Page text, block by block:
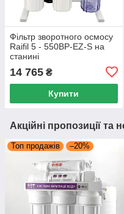
Фільтр зворотного осмосу
Raifil 5 - 550BP-EZ-S на
станині
14 765 ₴
Купити
Акційні пропозиції та
Топ продажів –20%